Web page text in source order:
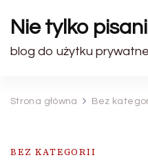
Nie tylko
blog do użytku
Strona główna Bez
BEZ KATEGORII